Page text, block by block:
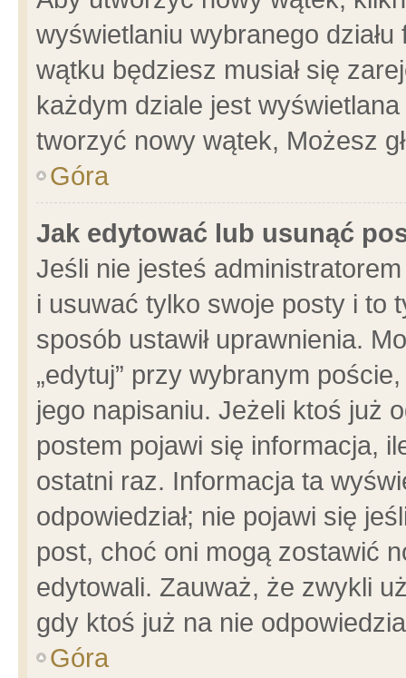
wyświetlaniu wybranego
wątku będziesz musiał się
każdym dziale jest
tworzyć nowy wątek, Możesz
Góra
Jak edytować lub usunąć
Jeśli nie jesteś
i usuwać tylko swoje posty i to
sposób ustawił uprawnienia.
„edytuj” przy wybranym
jego napisaniu. Jeżeli ktoś już
postem pojawi się informacja,
ostatni raz. Informacja ta
odpowiedział; nie pojawi się
post, choć oni mogą zostawić
edytowali. Zauważ, że zwykli
gdy ktoś już na nie
Góra